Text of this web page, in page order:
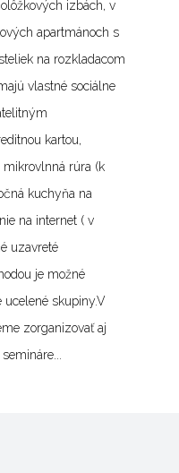
izbách, v
apartmánoch s
na rozkladacom
vlastné sociálne
kartou,
mikrovlnná rúra (k
kuchyňa na
na internet ( v
uzavreté
je možné
skupiny.V
zorganizovať aj